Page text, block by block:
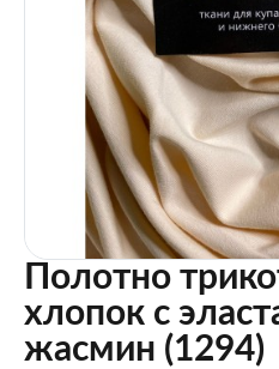
Полотно
хлопок с
жасмин (1294)